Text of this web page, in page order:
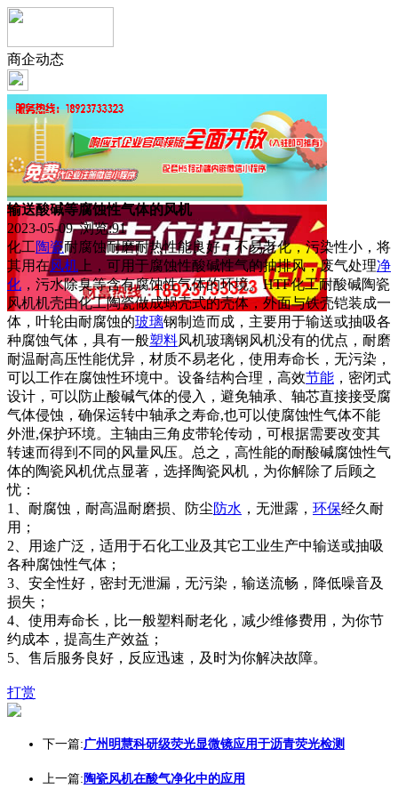
商企动态
输送酸碱等腐蚀性气体的风机
2023-05-09 浏览:91
化工陶瓷耐腐蚀耐磨耐热性能良好，不易老化，污染性小，将
其用在风机 上，可用于腐蚀性酸碱性气的抽排风，废气处理净
化 ，污水除臭等含有腐蚀性气体的环境。HTF化工耐酸碱陶瓷
风机机壳由化工陶瓷做成蜗壳式的壳体，外面与铁壳铠装成一
体，叶轮由耐腐蚀的玻璃钢制造而成，主要用于输送或抽吸各
种腐蚀气体，具有一般塑料风机玻璃钢风机没有的优点，耐磨
耐温耐高压性能优异，材质不易老化，使用寿命长，无污染，
可以工作在腐蚀性环境中。设备结构合理，高效节能 ，密闭式
设计，可以防止酸碱气体的侵入，避免轴承、轴芯直接接受腐
气体侵蚀，确保运转中轴承之寿命,也可以使腐蚀性气体不能
外泄,保护环境。主轴由三角皮带轮传动，可根据需要改变其
转速而得到不同的风量风压。总之，高性能的耐酸碱腐蚀性气
体的陶瓷风机优点显著，选择陶瓷风机，为你解除了后顾之
忧：
1、耐腐蚀，耐高温耐磨损、防尘防水 ，无泄露， 环保经久耐
用；
2、用途广泛，适用于石化工业及其它工业生产中输送或抽吸
各种腐蚀性气体；
3、安全性好，密封无泄漏，无污染，输送流畅，降低噪音及
损失；
4、使用寿命长，比一般塑料耐老化，减少维修费用，为你节
约成本，提高生产效益；
5、售后服务良好，反应迅速，及时为你解决故障。
打赏
下一篇:广州明慧科研级荧光显微镜应用于沥青荧光检测
上一篇: 陶瓷风机在酸气净化中的应用